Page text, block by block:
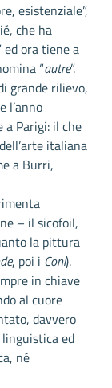
esistenziale”,
che ha
ed ora tiene a
“autre”.
grande rilievo,
l’anno
a Parigi: il che
italiana
a Burri,
– il sicofoil,
la pittura
, poi i Coni).
in chiave
al cuore
davvero
ed
né